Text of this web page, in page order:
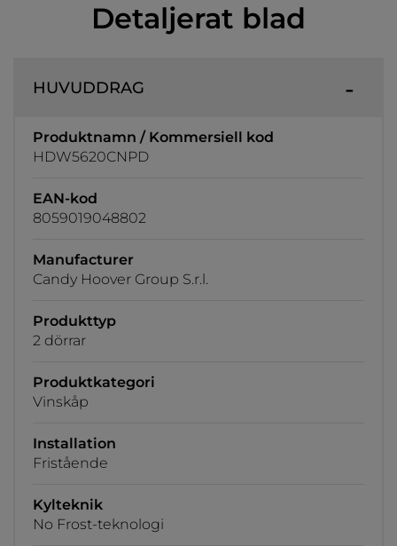
Detaljerat blad
HUVUDDRAG
Produktnamn / Kommersiell kod
HDW5620CNPD
EAN-kod
8059019048802
Manufacturer
Candy Hoover Group S.r.l.
Produkttyp
2 dörrar
Produktkategori
Vinskåp
Installation
Fristående
Kylteknik
No Frost-teknologi